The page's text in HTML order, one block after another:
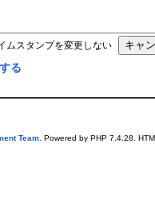
ムスタンプを変更しない
る
Team. Powered by PHP 7.4.28.